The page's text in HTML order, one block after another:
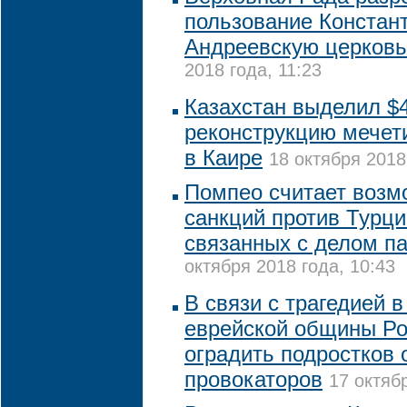
пользование
Андреевскую
2018 года, 11:23
Казахстан выделил
реконструкцию
в Каире 18 октября
Помпео считает
санкций против
связанных с делом
октября 2018 года, 10:43
В связи с трагедией
еврейской общины
оградить подростков
провокаторов 17